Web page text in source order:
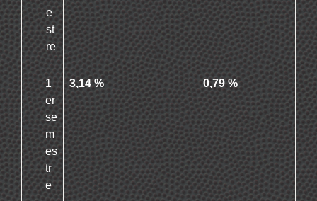
e
st
re
1
er
se
m
es
tr
e
3,14 % 0,79 %